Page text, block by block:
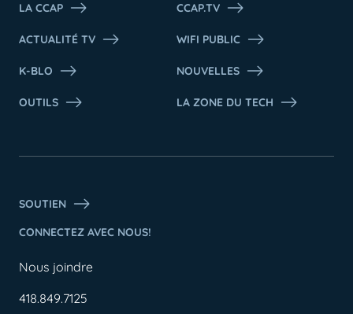
LA CCAP CCAP.TV
ACTUALITÉ TV WIFI PUBLIC
K-BLO NOUVELLES
OUTILS LA ZONE DU TECH
SOUTIEN
CONNECTEZ AVEC NOUS!
Nous joindre
418.849.7125